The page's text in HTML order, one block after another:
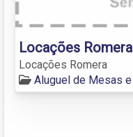
Locações Romera
Locações Romera
Aluguel de Mesas